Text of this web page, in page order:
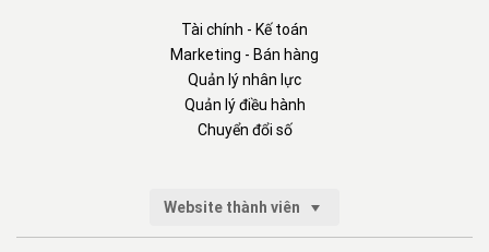
Tài chính - Kế toán
Marketing - Bán hàng
Quản lý nhân lực
Quản lý điều hành
Chuyển đổi số
Website thành viên